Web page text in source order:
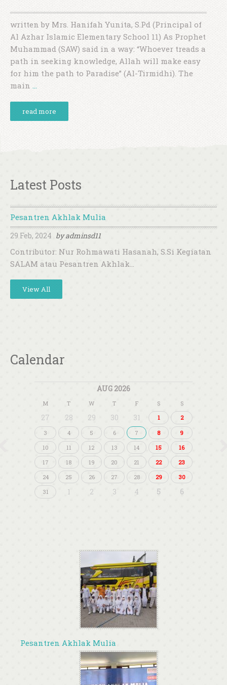
written by Mrs. Hanifah Yunita, S.Pd (Principal of
Al Azhar Islamic Elementary School 11) As Prophet
Muhammad (SAW) said in a way: “Whoever treads a
path in seeking knowledge, Allah will make easy
for him the path to Paradise” (Al-Tirmidhi). The
main …
read more
Latest Posts
Pesantren Akhlak Mulia
29 Feb, 2024 byadminsd11
Contributor: Nur Rohmawati Hasanah, S.Si Kegiatan
SALAM atau Pesantren Akhlak…
View All
Calendar
AUG 2026
M T W T F S S
27 28 29 30 31 1
2
3
4 5 6 7 8
9
10
11 12 13 14 15
16
17
18 19 20 21 22
23
24
25 26 27 28 29
30
31
1 2 3 4 5 6
Pesantren Akhlak Mulia